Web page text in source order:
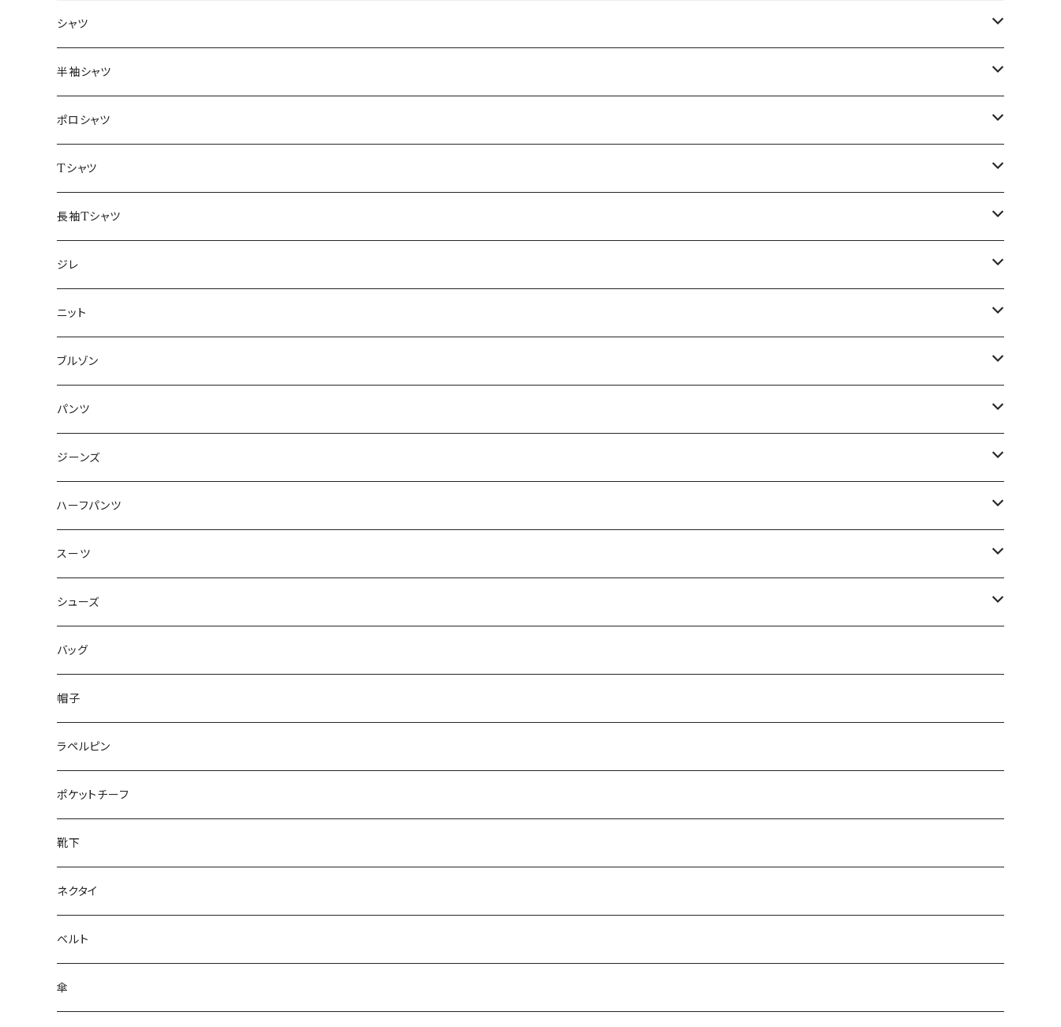
～44/S
46/M
48/L
50/XL～
シャツ
～44/S
46/M
48/L
50/XL～
半袖シャツ
～44/S
46/M
48/L
50/XL～
ポロシャツ
～44/S
46/M
48/L
50/XL～
Tシャツ
～44/S
46/M
48/L
50/XL～
長袖Tシャツ
～44/S
46/M
48/L
50/XL～
ジレ
～44/S
46/M
48/L
50/XL～
ニット
～44/S
46/M
48/L
50/XL～
ブルゾン
～44/S
46/M
48/L
50/XL～
パンツ
～44/S
46/M
48/L
50/XL～
ジーンズ
～44/S
46/M
48/L
50/XL～
ハーフパンツ
～44/S
46/M
48/L
50/XL～
スーツ
～44/S
46/M
48/L
50/XL～
シューズ
～25.5cm
26cm～
27cm～
28cm～
バッグ
帽子
ラペルピン
ポケットチーフ
靴下
ネクタイ
ベルト
傘